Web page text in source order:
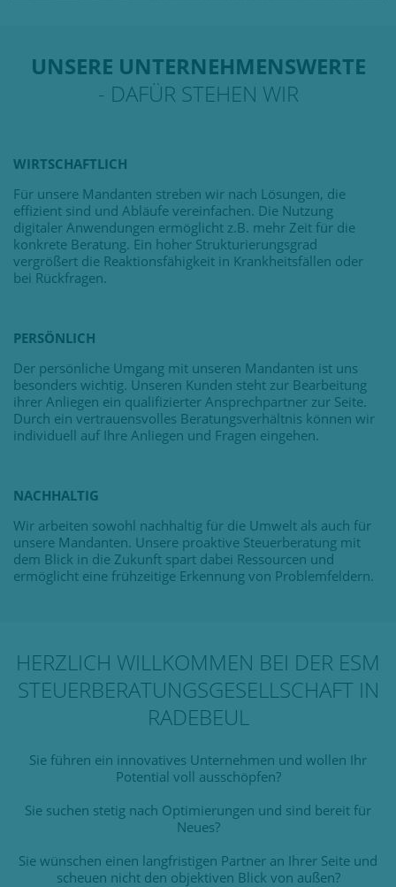
UNSERE UNTERNEHMENSWERTE
- DAFÜR STEHEN WIR
WIRTSCHAFTLICH
Für unsere Mandanten streben wir nach Lösungen, die
effizient sind und Abläufe vereinfachen. Die Nutzung
digitaler Anwendungen ermöglicht z.B. mehr Zeit für die
konkrete Beratung. Ein hoher Strukturierungsgrad
vergrößert die Reaktionsfähigkeit in Krankheitsfällen oder
bei Rückfragen.
PERSÖNLICH
Der persönliche Umgang mit unseren Mandanten ist uns
besonders wichtig. Unseren Kunden steht zur Bearbeitung
ihrer Anliegen ein qualifizierter Ansprechpartner zur Seite.
Durch ein vertrauensvolles Beratungsverhältnis können wir
individuell auf Ihre Anliegen und Fragen eingehen.
NACHHALTIG
Wir arbeiten sowohl nachhaltig für die Umwelt als auch für
unsere Mandanten. Unsere proaktive Steuerberatung mit
dem Blick in die Zukunft spart dabei Ressourcen und
ermöglicht eine frühzeitige Erkennung von Problemfeldern.
HERZLICH WILLKOMMEN BEI DER ESM
STEUERBERATUNGSGESELLSCHAFT IN
RADEBEUL
Sie führen ein innovatives Unternehmen und wollen Ihr
Potential voll ausschöpfen?
Sie suchen stetig nach Optimierungen und sind bereit für
Neues?
Sie wünschen einen langfristigen Partner an Ihrer Seite und
scheuen nicht den objektiven Blick von außen?